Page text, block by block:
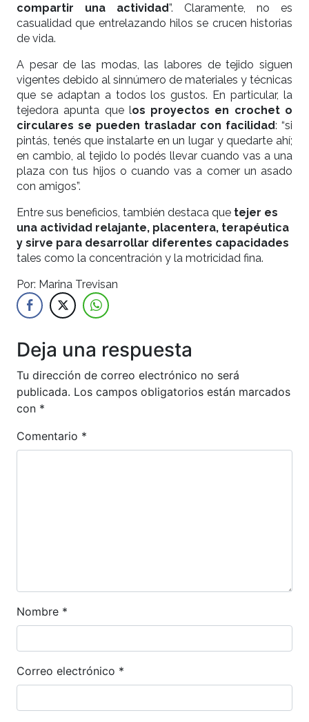
compartir una actividad”. Claramente, no es
casualidad que entrelazando hilos se crucen historias
de vida.
A pesar de las modas, las labores de tejido siguen
vigentes debido al sinnúmero de materiales y técnicas
que se adaptan a todos los gustos. En particular, la
tejedora apunta que los proyectos en crochet o
circulares se pueden trasladar con facilidad: “si
pintás, tenés que instalarte en un lugar y quedarte ahí;
en cambio, al tejido lo podés llevar cuando vas a una
plaza con tus hijos o cuando vas a comer un asado
con amigos”.
Entre sus beneficios, también destaca que tejer es
una actividad relajante, placentera, terapéutica
y sirve para desarrollar diferentes capacidades
tales como la concentración y la motricidad fina.
Por: Marina Trevisan
Deja una respuesta
Tu dirección de correo electrónico no será
publicada. Los campos obligatorios están marcados
con *
Comentario *
Nombre *
Correo electrónico *